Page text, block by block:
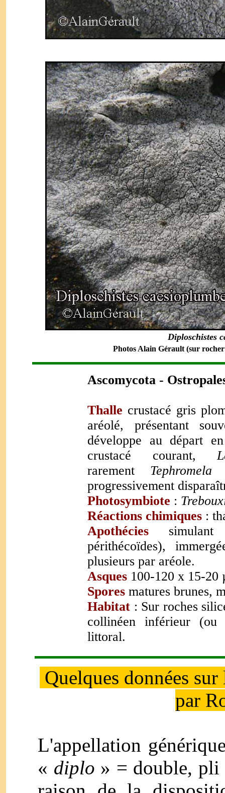
Diploschistes
Photos Alain Gérault (sur
Ascomycota -
Thalle crustacé gris
aréolé, présentant
développe au départ
crustacé courant,
rarement
progressivement
Photosymbiote :
Réactions chimiques :
Apothécies simulant
périthécoïdes),
plusieurs par aréole.
Asques 100-120 x 15-
Spores matures brunes,
Habitat : Sur roches
collinéen inférieur
littoral.
Quelques données
par
L'appellation
« diplo » = double,